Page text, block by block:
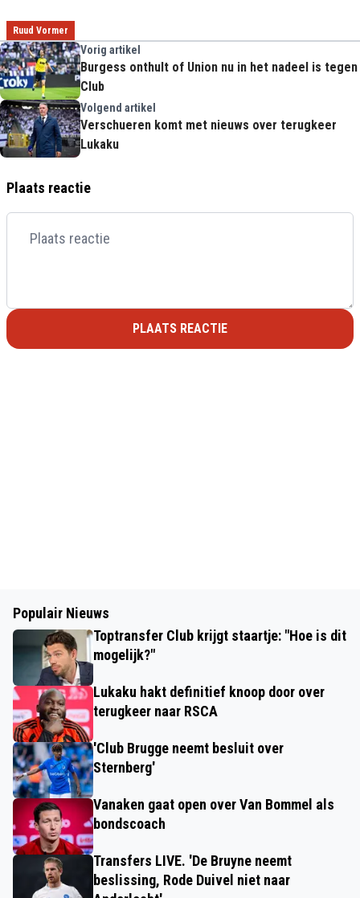
Ruud Vormer
Vorig artikel
Burgess onthult of Union nu in het nadeel is tegen
Club
Volgend artikel
Verschueren komt met nieuws over terugkeer
Lukaku
Plaats reactie
PLAATS REACTIE
Populair Nieuws
Toptransfer Club krijgt staartje: "Hoe is dit
mogelijk?"
Lukaku hakt definitief knoop door over
terugkeer naar RSCA
'Club Brugge neemt besluit over
Sternberg'
Vanaken gaat open over Van Bommel als
bondscoach
Transfers LIVE. 'De Bruyne neemt
beslissing, Rode Duivel niet naar